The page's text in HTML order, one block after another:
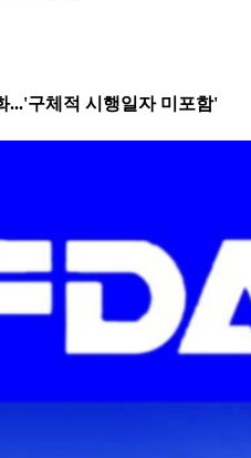
...'구체적 시행일자 미포함'